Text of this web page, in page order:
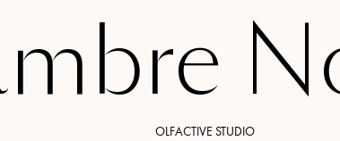
OLFACTIVE STUDIO